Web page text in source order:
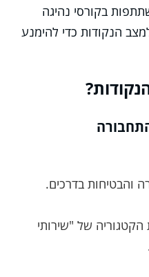
בקורסי נהיגה
הנקודות כדי להימנע
והבטיחות בדרכים.
של "שירותי